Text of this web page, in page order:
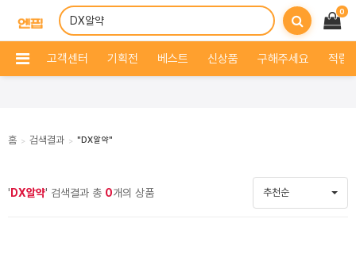
0
고객센터 기획전 베스트 신상품 구해주세요 적립
홈 > 검색결과 > "DX알약"
' DX알약' 검색결과 총 0개의 상품 추천순